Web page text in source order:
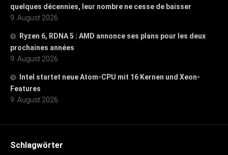
quelques décennies, leur nombre ne cesse de baisser
9. August 2026
Ryzen 6, RDNA 5 : AMD annonce ses plans pour les deux
prochaines années
9. August 2026
Intel startet neue Atom-CPU mit 16 Kernen und Xeon-
Features
9. August 2026
Schlagwörter